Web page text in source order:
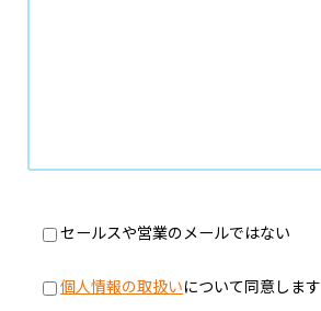
セールスや営業のメールではない
個人情報の取扱いについて同意します